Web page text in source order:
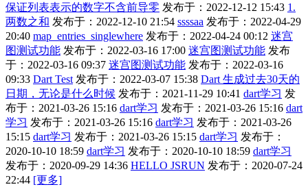
保证列表表示的数字不含前导零 发布于：2022-12-12 15:43 1.
两数之和 发布于：2022-12-10 21:54 ssssaa 发布于：2022-04-29
20:40 map_entries_singlewhere 发布于：2022-04-24 00:12 迷宫
图测试功能 发布于：2022-03-16 17:00 迷宫图测试功能 发布
于：2022-03-16 09:37 迷宫图测试功能 发布于：2022-03-16
09:33 Dart Test 发布于：2022-03-07 15:38 Dart 生成过去30天的
日期，无论是什么时候 发布于：2021-11-29 10:41 dart学习 发
布于：2021-03-26 15:16 dart学习 发布于：2021-03-26 15:16 dart
学习 发布于：2021-03-26 15:16 dart学习 发布于：2021-03-26
15:15 dart学习 发布于：2021-03-26 15:15 dart学习 发布于：
2020-10-10 18:59 dart学习 发布于：2020-10-10 18:59 dart学习
发布于：2020-09-29 14:36 HELLO JSRUN 发布于：2020-07-24
22:44 [更多]